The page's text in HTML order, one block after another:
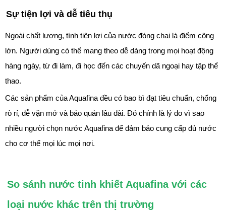
Sự tiện lợi và dễ tiêu thụ
Ngoài chất lượng, tính tiện lợi của nước đóng chai là điểm cộng
lớn. Người dùng có thể mang theo dễ dàng trong mọi hoạt động
hàng ngày, từ đi làm, đi học đến các chuyến dã ngoại hay tập thể
thao.
Các sản phẩm của Aquafina đều có bao bì đạt tiêu chuẩn, chống
rò rỉ, dễ vặn mở và bảo quản lâu dài. Đó chính là lý do vì sao
nhiều người chọn nước Aquafina để đảm bảo cung cấp đủ nước
cho cơ thể mọi lúc mọi nơi.
So sánh nước tinh khiết Aquafina với các
loại nước khác trên thị trường